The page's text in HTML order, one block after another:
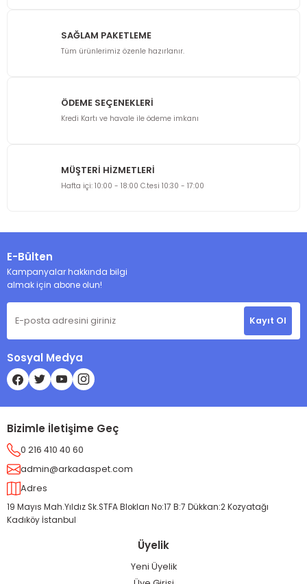
SAĞLAM PAKETLEME
Tüm ürünlerimiz özenle hazırlanır.
ÖDEME SEÇENEKLERİ
Kredi Kartı ve havale ile ödeme imkanı
MÜŞTERİ HİZMETLERİ
Hafta içi: 10:00 - 18:00 C.tesi 10:30 - 17:00
E-Bülten
Kampanyalar hakkında bilgi
almak için abone olun!
Kayıt Ol
Sosyal Medya
Bizimle İletişime Geç
0 216 410 40 60
admin@arkadaspet.com
Adres
19 Mayıs Mah.Yıldız Sk.STFA Blokları No:17 B:7 Dükkan:2 Kozyatağı
Kadıköy İstanbul
Üyelik
Yeni Üyelik